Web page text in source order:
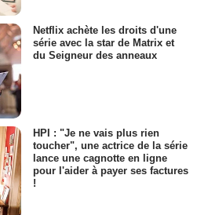
Netflix achète les droits d'une
série avec la star de Matrix et
du Seigneur des anneaux
HPI : "Je ne vais plus rien
toucher", une actrice de la série
lance une cagnotte en ligne
pour l'aider à payer ses factures
!